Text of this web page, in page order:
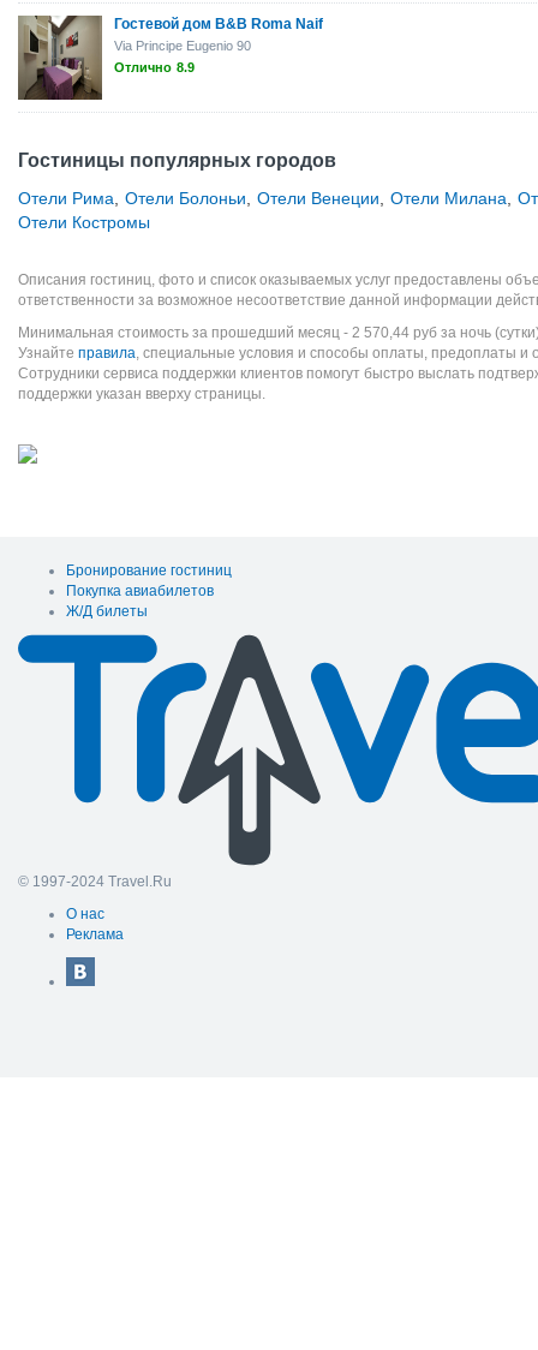
Гостевой дом B&B Roma Naif
Via Principe Eugenio 90
Отлично 8.9
Гостиницы популярных городов
Отели Рима Отели Болоньи Отели Венеции Отели Милана
Отели Костромы
Описания гостиниц, фото и список оказываемых услуг предоставлены
ответственности за возможное несоответствие данной информации
Минимальная стоимость за прошедший месяц - 2 570,44 руб за ночь
Узнайте правила, специальные условия и способы оплаты, предоплаты и
Сотрудники сервиса поддержки клиентов помогут быстро выслать
поддержки указан вверху страницы.
Бронирование гостиниц
Покупка авиабилетов
Ж/Д билеты
© 1997-2024 Travel.Ru
О нас
Реклама